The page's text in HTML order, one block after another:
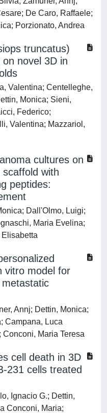
De Caro, Raffaele;
Porzionato, Andrea
truncatus)
novel 3D in
Valentina; Centelleghe,
Monica; Sieni,
Federico;
Valentina; Mazzariol,
cultures on
with
peptides:
Dall'Olmo, Luigi;
Maria Evelina;
vitro model for
Annj; Dettin, Monica;
Campana, Luca
Maria Teresa
cell death in 3D
231 cells treated
Ignacio G.; Dettin,
Conconi, Maria;